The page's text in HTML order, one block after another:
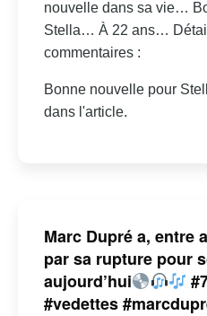
nouvelle dans sa vie…
Stella… À 22 ans…
commentaires :
Bonne nouvelle pour
dans l'article.
Marc Dupré a, entre
par sa rupture pour
aujourd’hui
#vedettes